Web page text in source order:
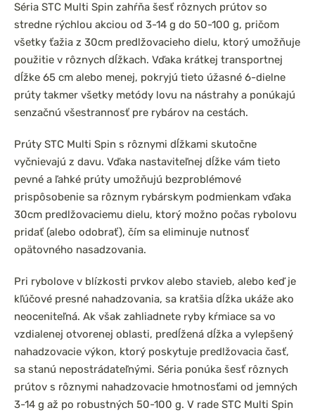
3,6m 3lb
páska na prúty 2ks
Séria STC Multi Spin zahŕňa šesť rôznych prútov so
stredne rýchlou akciou od 3-14 g do 50-100 g, pričom
všetky ťažia z 30cm predlžovacieho dielu, ktorý umožňuje
použitie v rôznych dĺžkach. Vďaka krátkej transportnej
dĺžke 65 cm alebo menej, pokryjú tieto úžasné 6-dielne
prúty takmer všetky metódy lovu na nástrahy a ponúkajú
senzačnú všestrannosť pre rybárov na cestách.
Prúty STC Multi Spin s rôznymi dĺžkami skutočne
vyčnievajú z davu. Vďaka nastaviteľnej dĺžke vám tieto
pevné a ľahké prúty umožňujú bezproblémové
prispôsobenie sa rôznym rybárskym podmienkam vďaka
30cm predlžovaciemu dielu, ktorý možno počas rybolovu
pridať (alebo odobrať), čím sa eliminuje nutnosť
opätovného nasadzovania.
Pri rybolove v blízkosti prvkov alebo stavieb, alebo keď je
kľúčové presné nahadzovania, sa kratšia dĺžka ukáže ako
neoceniteľná. Ak však zahliadnete ryby kŕmiace sa vo
vzdialenej otvorenej oblasti, predĺžená dĺžka a vylepšený
nahadzovacie výkon, ktorý poskytuje predlžovacia časť,
sa stanú nepostrádateľnými. Séria ponúka šesť rôznych
prútov s rôznymi nahadzovacie hmotnosťami od jemných
3-14 g až po robustných 50-100 g. V rade STC Multi Spin